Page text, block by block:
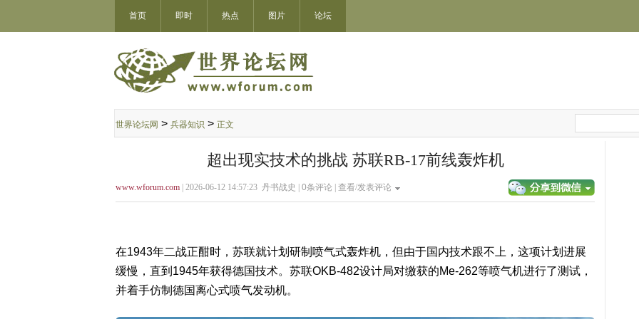
首页 即时 热点 图片 论坛
世界论坛网 > 兵器知识 > 正文
超出现实技术的挑战 苏联RB-17前线轰炸机
www.wforum.com | 2026-06-12 14:57:23 丹书战史 | 0条评论 | 查看/发表评论
在1943年二战正酣时，苏联就计划研制喷气式轰炸机，但由于国内技术跟不上，这项计划进展
缓慢，直到1945年获得德国技术。苏联OKB-482设计局对缴获的Me-262等喷气机进行了测试，
并着手仿制德国离心式喷气发动机。